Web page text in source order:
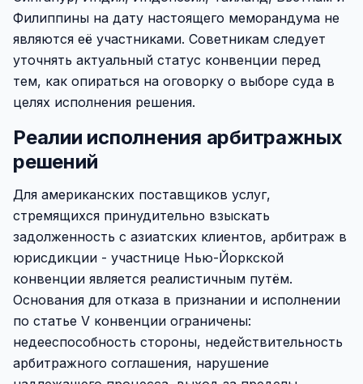
Филиппины на дату настоящего меморандума не
являются её участниками. Советникам следует
уточнять актуальный статус конвенции перед
тем, как опираться на оговорку о выборе суда в
целях исполнения решения.
Реалии исполнения арбитражных
решений
Для американских поставщиков услуг,
стремящихся принудительно взыскать
задолженность с азиатских клиентов, арбитраж в
юрисдикции - участнице Нью-Йоркской
конвенции является реалистичным путём.
Основания для отказа в признании и исполнении
по статье V конвенции ограничены:
недееспособность стороны, недействительность
арбитражного соглашения, нарушение